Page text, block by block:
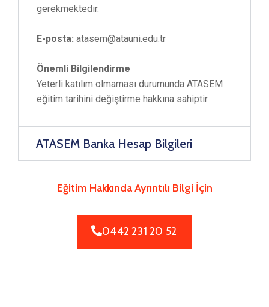
gerekmektedir.
E-posta: atasem@atauni.edu.tr
Önemli Bilgilendirme
Yeterli katılım olmaması durumunda ATASEM
eğitim tarihini değiştirme hakkına sahiptir.
ATASEM Banka Hesap Bilgileri
Eğitim Hakkında Ayrıntılı Bilgi İçin
0442 231 20 52